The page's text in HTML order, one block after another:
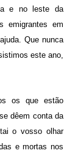
e no leste da
emigrantes em
Que nunca
este ano,
os que estão
dêem conta da
o vosso olhar
e mortas nos